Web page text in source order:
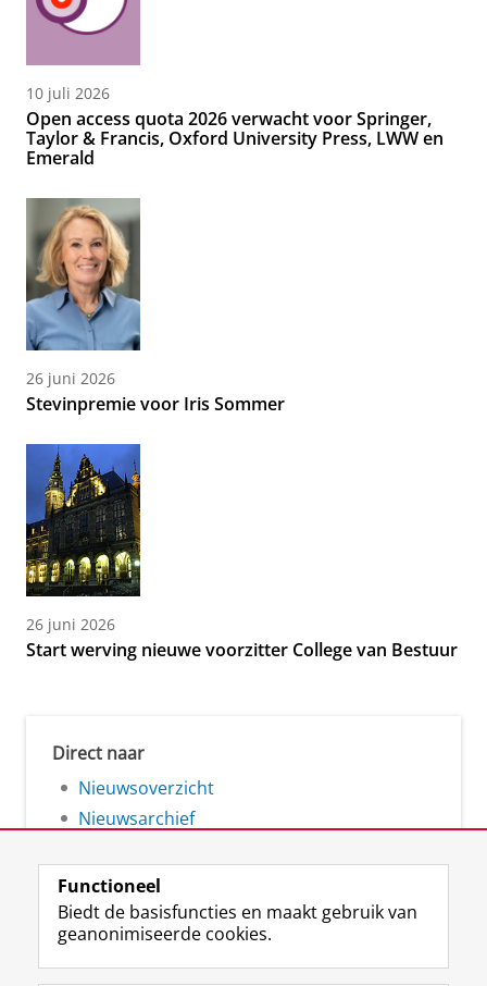
10 juli 2026
Open access quota 2026 verwacht voor Springer,
Taylor & Francis, Oxford University Press, LWW en
Emerald
26 juni 2026
Stevinpremie voor Iris Sommer
26 juni 2026
Start werving nieuwe voorzitter College van Bestuur
Direct naar
Nieuwsoverzicht
Nieuwsarchief
Volg de RUG
F
L
R I
Y
Functioneel
Biedt de basisfuncties en maakt gebruik van
geanonimiseerde cookies.